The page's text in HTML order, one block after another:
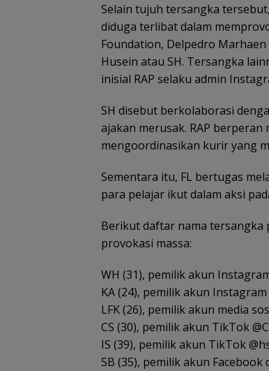
Selain tujuh tersangka
diduga terlibat dalam
Foundation, Delpedro
Husein atau SH. Tersangka
inisial RAP selaku admin
SH disebut berkolaborasi
ajakan merusak. RAP
mengoordinasikan kurir yang
Sementara itu, FL bertugas
para pelajar ikut dalam aksi
Berikut daftar nama tersangka
provokasi massa:
WH (31), pemilik akun
KA (24), pemilik akun
LFK (26), pemilik akun media
CS (30), pemilik akun TikTok
IS (39), pemilik akun TikTok
SB (35), pemilik akun